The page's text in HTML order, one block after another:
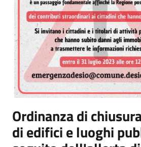
Ordinanza di
di edifici e luoghi